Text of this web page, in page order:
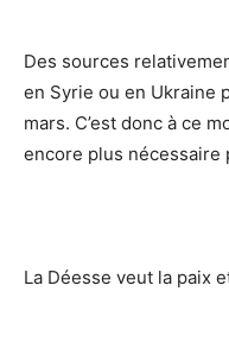
Des sources
en Syrie ou en Ukraine
mars. C’est donc à ce
encore plus nécessaire
La Déesse veut la paix